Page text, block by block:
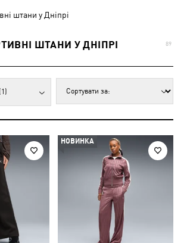
штани у Дніпрі
ШТАНИ У ДНІПРІ
89
(1)
НОВИНКА